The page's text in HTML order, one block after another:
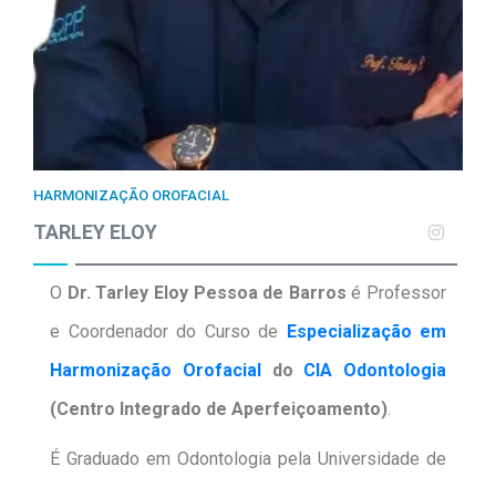
HARMONIZAÇÃO OROFACIAL
TARLEY ELOY
O Dr. Tarley Eloy Pessoa de Barros é Professor
e Coordenador do Curso de Especialização em
Harmonização Orofacialdo CIA Odontologia
(Centro Integrado de Aperfeiçoamento).
É Graduado em Odontologia pela Universidade de